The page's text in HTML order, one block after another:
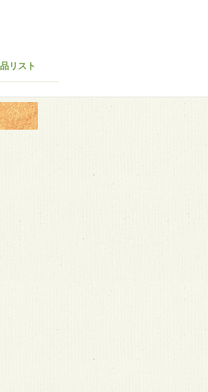
リスト